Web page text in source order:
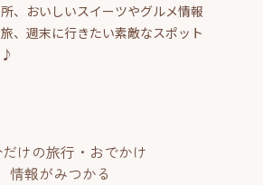
、おいしいスイーツやグルメ情報
、週末に行きたい素敵なスポット
だけの旅行・おでかけ
情報がみつかる